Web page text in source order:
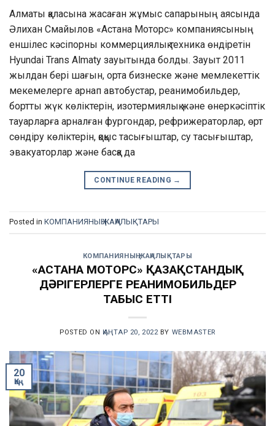
Алматы қаласына жасаған жұмыс сапарының аясында
Әлихан Смайылов «Астана Моторс» компаниясының
еншілес кәсіпорны коммерциялық техника өндіретін
Hyundai Trans Almaty зауытында болды. Зауыт 2011
жылдан бері шағын, орта бизнеске және мемлекеттік
мекемелерге арнап автобустар, реанимобильдер,
бортты жүк көліктерін, изотермиялық және өнеркәсіптік
тауарларға арналған фургондар, рефрижераторлар, өрт
сөндіру көліктерін, қоқыс тасығыштар, су тасығыштар,
эвакуаторлар және басқа да
CONTINUE READING →
Posted in КОМПАНИЯНЫҢ ЖАҢАЛЫҚТАРЫ
КОМПАНИЯНЫҢ ЖАҢАЛЫҚТАРЫ
«АСТАНА МОТОРС» ҚАЗАҚСТАНДЫҚ
ДӘРІГЕРЛЕРГЕ РЕАНИМОБИЛЬДЕР
ТАБЫС ЕТТІ
POSTED ON ҚАҢТАР 20, 2022BY WEBMASTER
20
Қаң